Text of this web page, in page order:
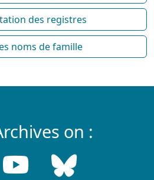
des registres
noms de famille
on :